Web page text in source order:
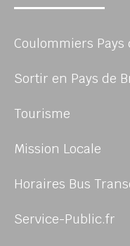
Coulommiers
Sortir en Pays de
Tourisme
Mission Locale
Horaires Bus
Service-Public.fr